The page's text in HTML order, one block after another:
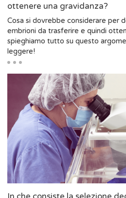
ottenere una gravidanza?
Cosa si dovrebbe considerare per
embrioni da trasferire e quindi
spieghiamo tutto su questo
leggere!